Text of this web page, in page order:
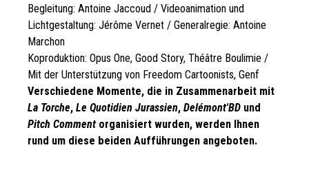
Begleitung: Antoine Jaccoud / Videoanimation und
Lichtgestaltung: Jérôme Vernet / Generalregie: Antoine
Marchon
Koproduktion: Opus One, Good Story, Théâtre Boulimie /
Mit der Unterstützung von Freedom Cartoonists, Genf
Verschiedene Momente, die in Zusammenarbeit mit
La Torche, Le Quotidien Jurassien, Delémont'BD und
Pitch Comment organisiert wurden, werden Ihnen
rund um diese beiden Aufführungen angeboten.